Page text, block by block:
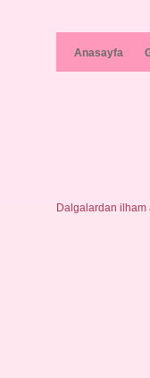
Anasayfa
Dalgalardan